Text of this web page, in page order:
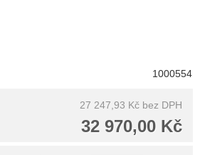
1000554
27 247,93 Kč bez DPH
32 970,00 Kč